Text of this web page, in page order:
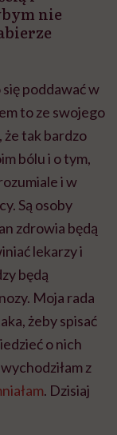
nie
poddawać w
to ze swojego
że tak bardzo
bólu i o tym,
i w
Są osoby
zdrowia będą
lekarzy i
będą
Moja rada
żeby spisać
o nich
z
. Dzisiaj